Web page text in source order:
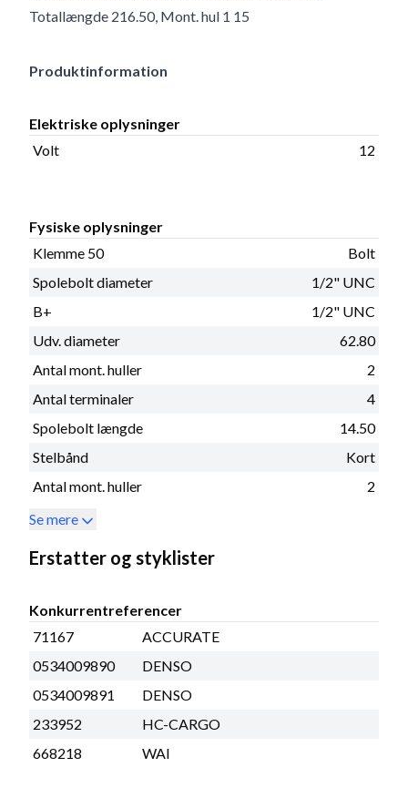
Totallængde 216.50, Mont. hul 1 15
Produktinformation
Elektriske oplysninger
Volt
12
Fysiske oplysninger
Klemme 50
Bolt
Spolebolt diameter
1/2" UNC
B+
1/2" UNC
Udv. diameter
62.80
Antal mont. huller
2
Antal terminaler
4
Spolebolt længde
14.50
Stelbånd
Kort
Antal mont. huller
2
Se mere
Erstatter og styklister
Konkurrentreferencer
71167
ACCURATE
0534009890
DENSO
0534009891
DENSO
233952
HC-CARGO
668218
WAI